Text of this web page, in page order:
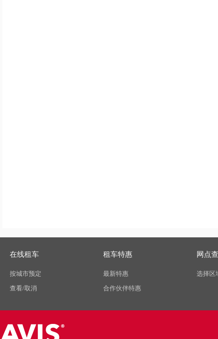
在线租车
按城市预定
查看/取消
租车特惠
最新特惠
合作伙伴特惠
网点
选择区